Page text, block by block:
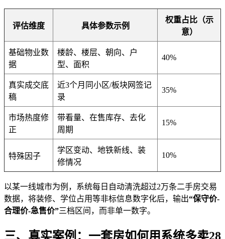
评估维度 具体参数示例
权重占比（示
意）
基础物业数
据
楼龄、楼层、朝向、户
型、面积
40%
真实成交底
稿
近3个月同小区/板块网签记
录
35%
市场热度修
正
带看量、在售库存、去化
周期
15%
特殊因子
学区变动、地铁新线、装
修情况
10%
以某一线城市为例，系统每日自动清洗超过2万条二手房交易
数据，将装修、学位占用等非标信息数字化后，输出“保守价-
合理价-急售价”三档区间，而非单一数字。
三、真实案例：一套房如何用系统多卖28